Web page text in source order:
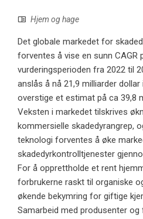
Hjem og hage
Det globale markedet for
forventes å vise en sunn CAGR
vurderingsperioden fra 2022 til
anslås å nå 21,9 milliarder
overstige et estimat på ca 39,8
Veksten i markedet tilskrives
kommersielle skadedyrangrep,
teknologi forventes å øke
skadedyrkontrolltjenester
For å opprettholde et rent
forbrukerne raskt til organiske
økende bekymring for giftige
Samarbeid med produsenter og